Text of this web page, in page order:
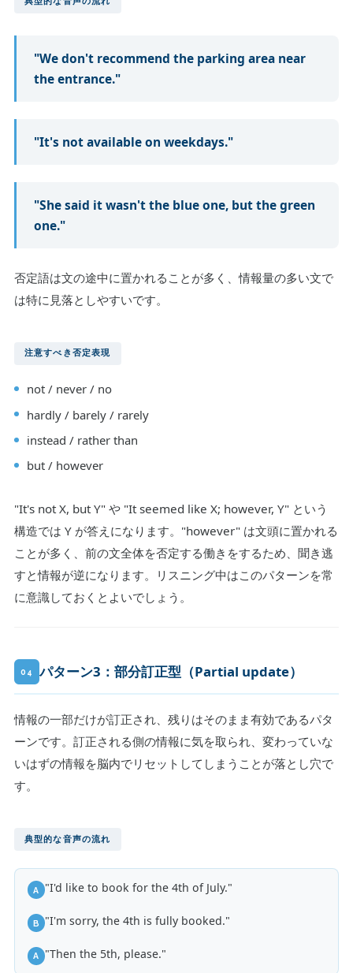
"We don't recommend the parking area near
the entrance."
"It's not available on weekdays."
"She said it wasn't the blue one, but the green
one."
否定語は文の途中に置かれることが多く、情報量の多い文で
は特に見落としやすいです。
注意すべき否定表現
not / never / no
hardly / barely / rarely
instead / rather than
but / however
"It's not X, but Y" や "It seemed like X; however, Y" という
構造では Y が答えになります。"however" は文頭に置かれる
ことが多く、前の文全体を否定する働きをするため、聞き逃
すと情報が逆になります。リスニング中はこのパターンを常
に意識しておくとよいでしょう。
04 パターン3：部分訂正型（Partial update）
情報の一部だけが訂正され、残りはそのまま有効であるパタ
ーンです。訂正される側の情報に気を取られ、変わっていな
いはずの情報を脳内でリセットしてしまうことが落とし穴で
す。
典型的な音声の流れ
A "I'd like to book for the 4th of July."
B "I'm sorry, the 4th is fully booked."
A "Then the 5th, please."